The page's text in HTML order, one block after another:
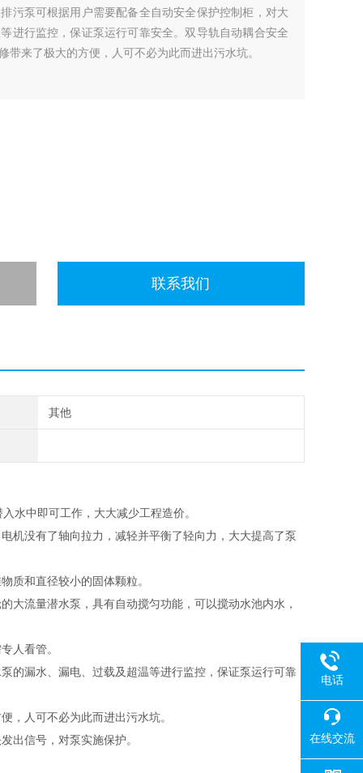
污泵可根据用户需要配备全自动安全保护控制柜，对大
进行监控，保证泵运行可靠安全。双导轨自动耦合安全
带来了极大的方便，人可不必为此而进出污水坑。
联系我们
其他
中即可工作，大大减少工程造价。
没有了轴向拉力，减轻并平衡了轻向力，大大提高了泵
和直径较小的固体颗粒。
流量潜水泵，具有自动搅匀功能，可以搅动水池内水，
人看管。
漏水、漏电、过载及超温等进行监控，保证泵运行可靠
人可不必为此而进出污水坑。
信号，对泵实施保护。
电话
在线交流